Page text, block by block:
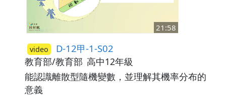
21:58
video D-12甲-1-S02
教育部/教育部 高中12年級
能認識離散型隨機變數，並理解其機率分布的
意義